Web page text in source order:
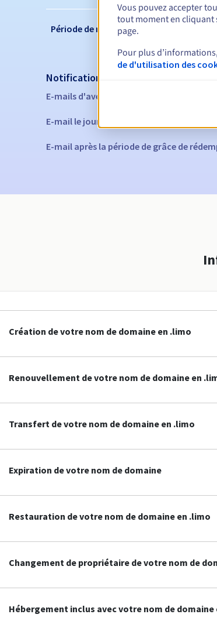
Période de rédemption
Notifications automatiques :
E-mails d'avertissement :
E-mail le jour de l'expiration pour
E-mail après la période de grâce de
Création de votre nom de domaine en .limo
Renouvellement de votre nom de domaine en
Transfert de votre nom de domaine en .limo
Expiration de votre nom de domaine
Restauration de votre nom de domaine en .limo
Changement de propriétaire de votre nom de
Hébergement inclus avec votre nom de domaine
Vous pouvez accepter
tout moment en cliquant
page.
Pour plus
de d'utilisation des